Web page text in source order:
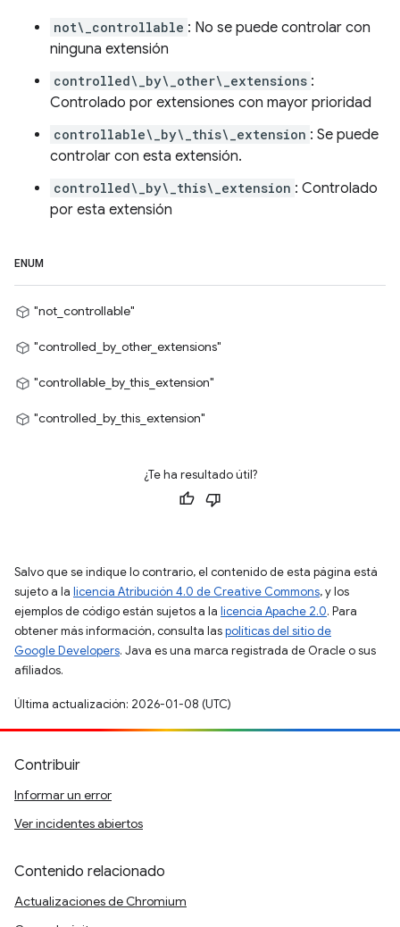
not\_controllable : No se puede controlar con
ninguna extensión
controlled\_by\_other\_extensions :
Controlado por extensiones con mayor prioridad
controllable\_by\_this\_extension : Se puede
controlar con esta extensión.
controlled\_by\_this\_extension : Controlado
por esta extensión
ENUM
"not_controllable"
"controlled_by_other_extensions"
"controllable_by_this_extension"
"controlled_by_this_extension"
¿Te ha resultado útil?
Salvo que se indique lo contrario, el contenido de esta página está
sujeto a la licencia Atribución 4.0 de Creative Commons, y los
ejemplos de código están sujetos a la licencia Apache 2.0. Para
obtener más información, consulta laspolíticas del sitio de
Google Developers. Java es una marca registrada de Oracle o sus
afiliados.
Última actualización: 2026-01-08 (UTC)
Contribuir
Informar un error
Ver incidentes abiertos
Contenido relacionado
Actualizaciones de Chromium